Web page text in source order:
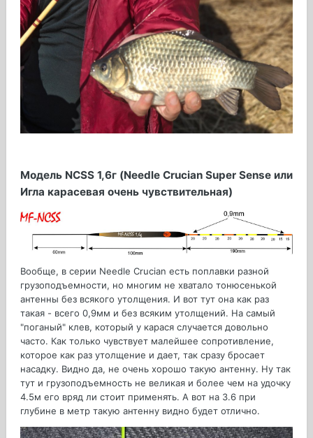
Модель NCSS 1,6г (Needle Crucian Super Sense или
Игла карасевая очень чувствительная)
Вообще, в серии Needle Crucian есть поплавки разной
грузоподъемности, но многим не хватало тонюсенькой
антенны без всякого утолщения. И вот тут она как раз
такая - всего 0,9мм и без всяким утолщений. На самый
"поганый" клев, который у карася случается довольно
часто. Как только чувствует малейшее сопротивление,
которое как раз утолщение и дает, так сразу бросает
насадку. Видно да, не очень хорошо такую антенну. Ну так
тут и грузоподъемность не великая и более чем на удочку
4.5м его вряд ли стоит применять. А вот на 3.6 при
глубине в метр такую антенну видно будет отлично.